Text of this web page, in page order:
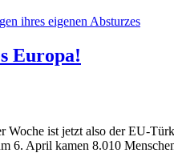
ihres eigenen Absturzes
Europa!
Woche ist jetzt also der EU-
6. April kamen 8.010